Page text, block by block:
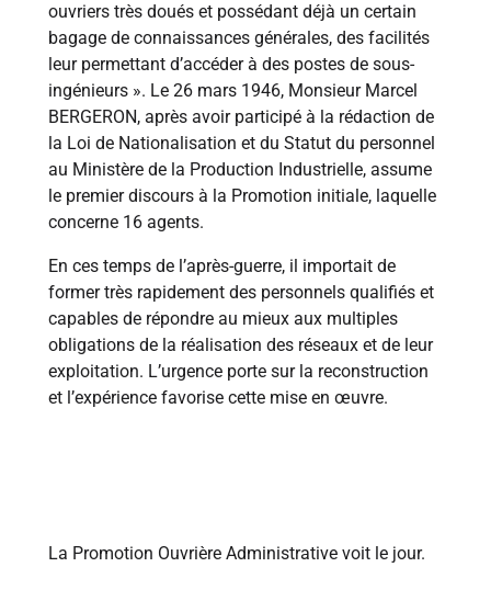
ouvriers très doués et possédant déjà un certain
bagage de connaissances générales, des facilités
leur permettant d’accéder à des postes de sous-
ingénieurs ». Le 26 mars 1946, Monsieur Marcel
BERGERON, après avoir participé à la rédaction de
la Loi de Nationalisation et du Statut du personnel
au Ministère de la Production Industrielle, assume
le premier discours à la Promotion initiale, laquelle
concerne 16 agents.
En ces temps de l’après-guerre, il importait de
former très rapidement des personnels qualifiés et
capables de répondre au mieux aux multiples
obligations de la réalisation des réseaux et de leur
exploitation. L’urgence porte sur la reconstruction
et l’expérience favorise cette mise en œuvre.
La Promotion Ouvrière Administrative voit le jour.